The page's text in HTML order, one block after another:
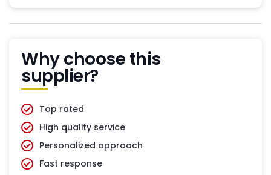
Why choose this
supplier?
Top rated
High quality service
Personalized approach
Fast response